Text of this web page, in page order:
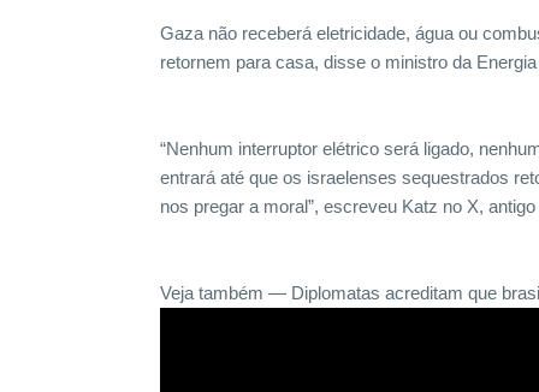
Gaza não receberá eletricidade, água ou
retornem para casa, disse o ministro da
“Nenhum interruptor elétrico será ligado,
entrará até que os israelenses sequestrados
nos pregar a moral”, escreveu Katz no X, antigo
Veja também — Diplomatas acreditam que